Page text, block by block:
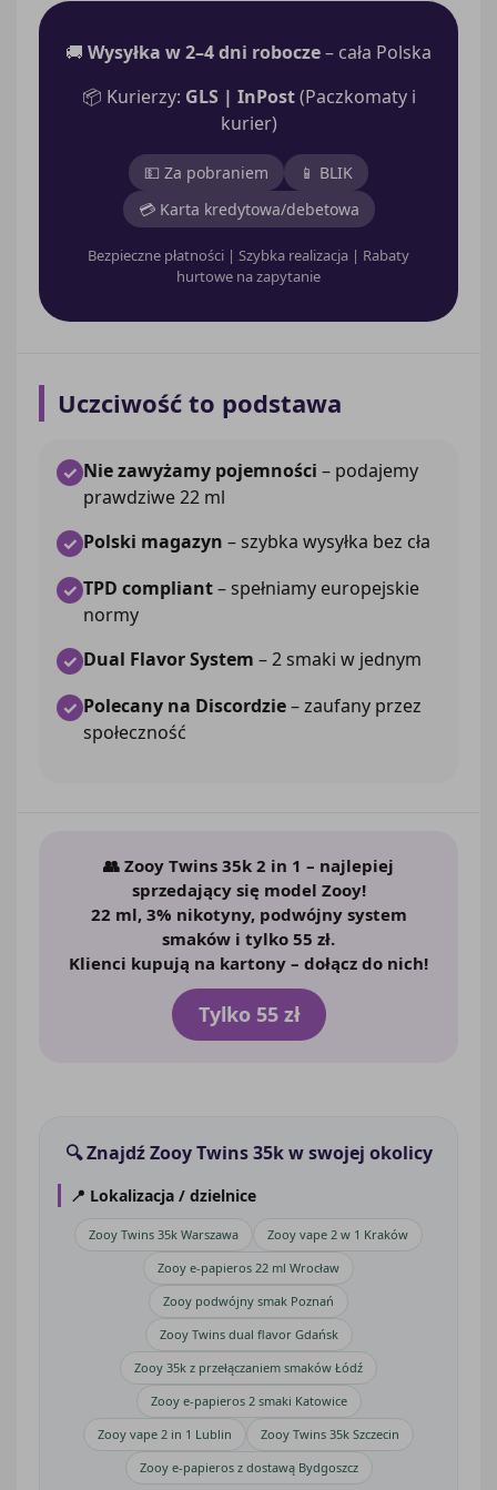
🚚 Wysyłka w 2–4 dni robocze– cała Polska
📦 Kurierzy: GLS | InPost(Paczkomaty i
kurier)
💵 Za pobraniem
📱 BLIK
💳 Karta kredytowa/debetowa
Bezpieczne płatności | Szybka realizacja | Rabaty
hurtowe na zapytanie
Uczciwość to podstawa
✓ Nie zawyżamy pojemności – podajemy
prawdziwe 22 ml
✓ Polski magazyn – szybka wysyłka bez cła
✓ TPD compliant– spełniamy europejskie
normy
✓ Dual Flavor System – 2 smaki w jednym
✓ Polecany na Discordzie– zaufany przez
społeczność
👥 Zooy Twins 35k 2 in 1 – najlepiej
sprzedający się model Zooy!
22 ml, 3% nikotyny, podwójny system
smaków i tylko 55 zł.
Klienci kupują na kartony – dołącz do nich!
Tylko 55 zł
🔍 Znajdź Zooy Twins 35k w swojej okolicy
📍 Lokalizacja / dzielnice
Zooy Twins 35k Warszawa
Zooy vape 2 w 1 Kraków
Zooy e-papieros 22 ml Wrocław
Zooy podwójny smak Poznań
Zooy Twins dual flavor Gdańsk
Zooy 35k z przełączaniem smaków Łódź
Zooy e-papieros 2 smaki Katowice
Zooy vape 2 in 1 Lublin
Zooy Twins 35k Szczecin
Zooy e-papieros z dostawą Bydgoszcz